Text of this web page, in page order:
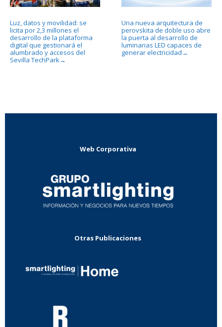
Luz, datos y movilidad: se
licita por 2,3 millones el
desarrollo de la plataforma
digital que gestionará el
alumbrado y accesos del
Sevilla TechPark→
Una nueva arquitectura de
perovskita de doble uso abre
la puerta al desarrollo de
luminarias LED capaces de
generar electricidad →
Web Corporativa
Otras Publicaciones